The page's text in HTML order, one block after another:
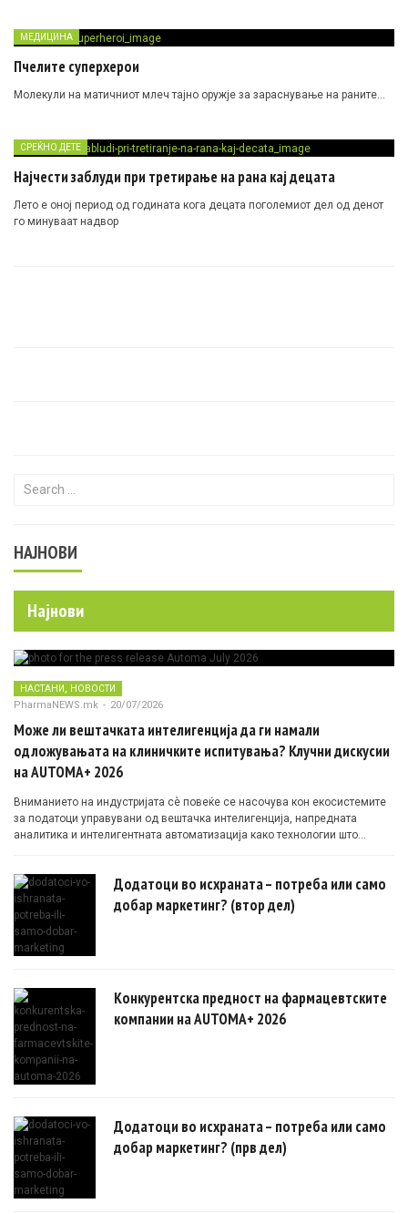
МЕДИЦИНА
Пчелите суперхерои
Молекули на матичниот млеч тајно оружје за зараснување на раните…
СРЕЌНО ДЕТЕ
Најчести заблуди при третирање на рана кај децата
Лето е оној период од годината кога децата поголемиот дел од денот
го минуваат надвор
Search for:
НАЈНОВИ
Најнови
НАСТАНИ, НОВОСТИ
PharmaNEWS.mk - 20/07/2026
Може ли вештачката интелигенција да ги намали
одложувањата на клиничките испитувања? Клучни дискусии
на AUTOMA+ 2026
Вниманието на индустријата сè повеќе се насочува кон екосистемите
за податоци управувани од вештачка интелигенција, напредната
аналитика и интелигентната автоматизација како технологии што
Додатоци во исхраната – потреба или само
добар маркетинг? (втор дел)
Конкурентска предност на фармацевтските
компании на AUTOMA+ 2026
Додатоци во исхраната – потреба или само
добар маркетинг? (прв дел)